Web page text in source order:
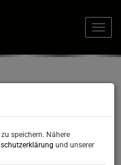
speichern. Nähere
und unserer